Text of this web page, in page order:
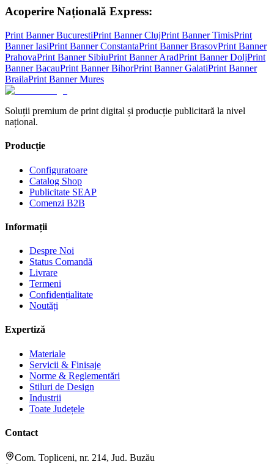
Acoperire Națională Express:
Print BannerBucurestiPrint BannerClujPrint BannerTimisPrint
BannerIasiPrint BannerConstantaPrint BannerBrasovPrint Banner
PrahovaPrint Banner SibiuPrint BannerAradPrint BannerDoljPrint
BannerBacauPrint BannerBihorPrint BannerGalatiPrint Banner
BrailaPrint BannerMures
Soluții premium de print digital și producție publicitară la nivel
național.
Producție
Configuratoare
Catalog Shop
Publicitate SEAP
Comenzi B2B
Informații
Despre Noi
Status Comandă
Livrare
Termeni
Confidențialitate
Noutăți
Expertiză
Materiale
Servicii & Finisaje
Norme & Reglementări
Stiluri de Design
Industrii
Toate Județele
Contact
Com. Topliceni, nr. 214, Jud. Buzău